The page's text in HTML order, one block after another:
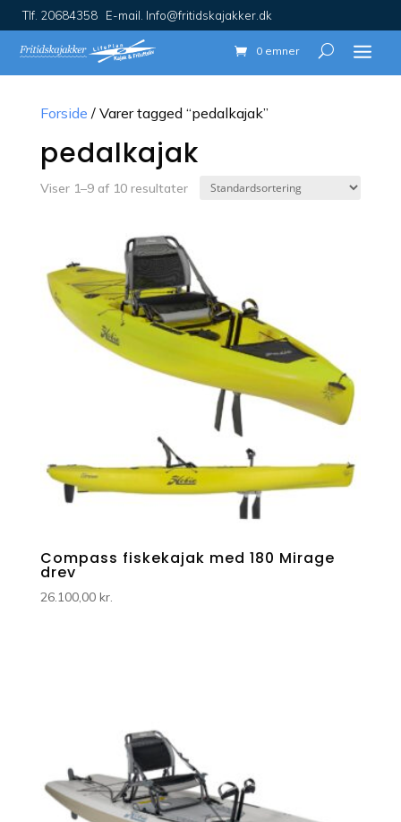
Tlf. 20684358 E-mail. Info@fritidskajakker.dk
0 emner
Forside / Varer tagged “pedalkajak”
pedalkajak
Viser 1–9 af 10 resultater
Compass fiskekajak med 180 Mirage
drev
26.100,00 kr.